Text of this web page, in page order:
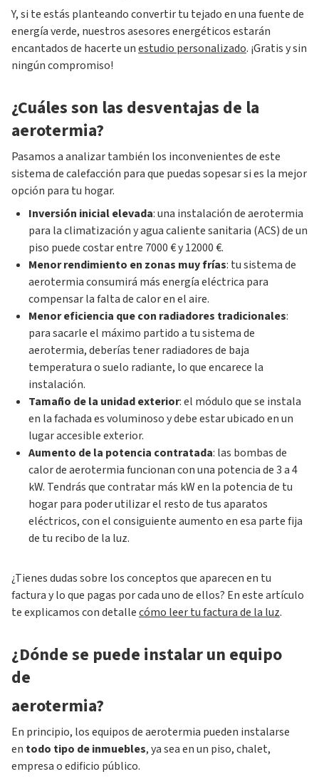
Y, si te estás planteando convertir tu tejado en una fuente de
energía verde, nuestros asesores energéticos estarán
encantados de hacerte unestudio personalizado. ¡Gratis y sin
ningún compromiso!
¿Cuáles son las desventajas de la
aerotermia?
Pasamos a analizar también los inconvenientes de este
sistema de calefacción para que puedas sopesar si es la mejor
opción para tu hogar.
Inversión inicial elevada: una instalación de aerotermia
para la climatización y agua caliente sanitaria (ACS) de un
piso puede costar entre 7000 € y 12000 €.
Menor rendimiento en zonas muy frías: tu sistema de
aerotermia consumirá más energía eléctrica para
compensar la falta de calor en el aire.
Menor eficiencia que con radiadores tradicionales:
para sacarle el máximo partido a tu sistema de
aerotermia, deberías tener radiadores de baja
temperatura o suelo radiante, lo que encarece la
instalación.
Tamaño de la unidad exterior: el módulo que se instala
en la fachada es voluminoso y debe estar ubicado en un
lugar accesible exterior.
Aumento de la potencia contratada: las bombas de
calor de aerotermia funcionan con una potencia de 3 a 4
kW. Tendrás que contratar más kW en la potencia de tu
hogar para poder utilizar el resto de tus aparatos
eléctricos, con el consiguiente aumento en esa parte fija
de tu recibo de la luz.
¿Tienes dudas sobre los conceptos que aparecen en tu
factura y lo que pagas por cada uno de ellos? En este artículo
te explicamos con detallecómo leer tu factura de la luz.
¿Dónde se puede instalar un equipo
de
aerotermia?
En principio, los equipos de aerotermia pueden instalarse
en todo tipo de inmuebles, ya sea en un piso, chalet,
empresa o edificio público.